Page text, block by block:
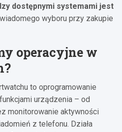
dostępnymi systemami jest
wyboru przy zakupie
operacyjne w
to oprogramowanie
urządzenia – od
monitorowanie aktywności
z telefonu. Działa